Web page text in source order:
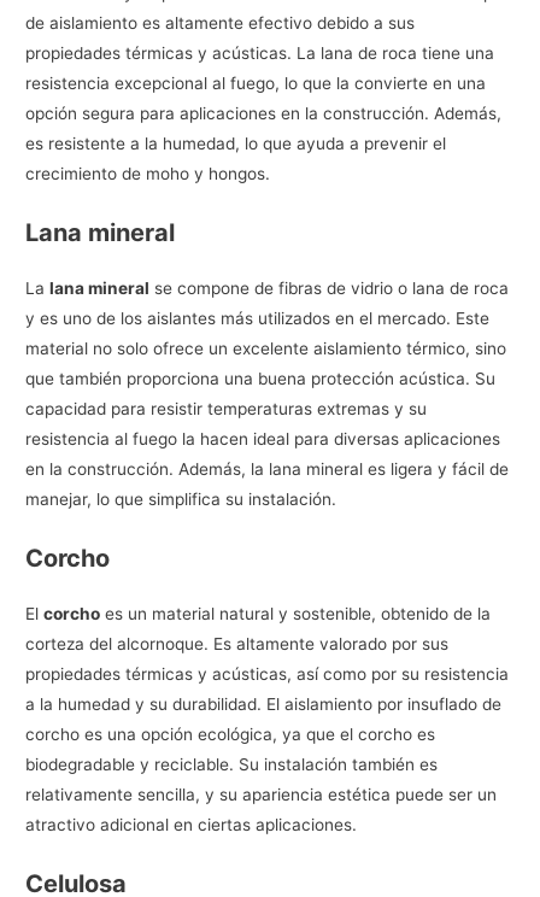
de aislamiento es altamente efectivo debido a sus
propiedades térmicas y acústicas. La lana de roca tiene una
resistencia excepcional al fuego, lo que la convierte en una
opción segura para aplicaciones en la construcción. Además,
es resistente a la humedad, lo que ayuda a prevenir el
crecimiento de moho y hongos.
Lana mineral
Lalana mineral se compone de fibras de vidrio o lana de roca
y es uno de los aislantes más utilizados en el mercado. Este
material no solo ofrece un excelente aislamiento térmico, sino
que también proporciona una buena protección acústica. Su
capacidad para resistir temperaturas extremas y su
resistencia al fuego la hacen ideal para diversas aplicaciones
en la construcción. Además, la lana mineral es ligera y fácil de
manejar, lo que simplifica su instalación.
Corcho
Elcorcho es un material natural y sostenible, obtenido de la
corteza del alcornoque. Es altamente valorado por sus
propiedades térmicas y acústicas, así como por su resistencia
a la humedad y su durabilidad. El aislamiento por insuflado de
corcho es una opción ecológica, ya que el corcho es
biodegradable y reciclable. Su instalación también es
relativamente sencilla, y su apariencia estética puede ser un
atractivo adicional en ciertas aplicaciones.
Celulosa